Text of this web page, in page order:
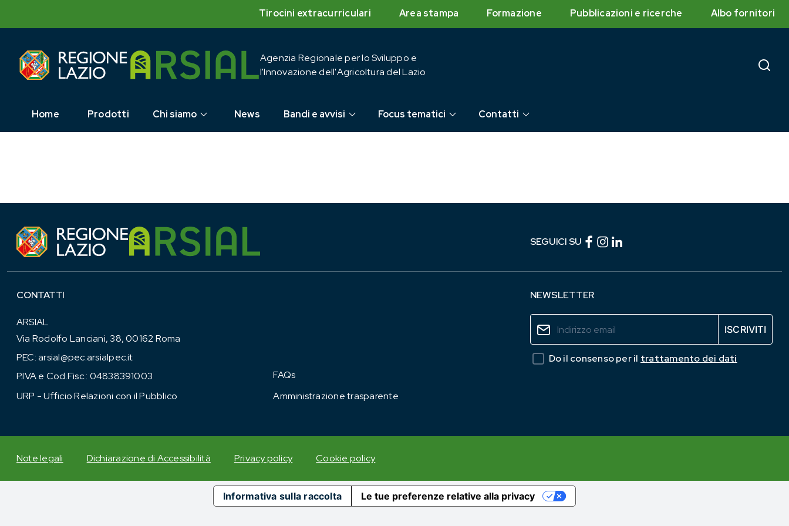
Tirocini extracurriculari Area stampa Formazione Pubblicazioni e ricerche Albo fornitori
Agenzia Regionale per lo Sviluppo e
l'Innovazione dell'Agricoltura del Lazio
Home Prodotti Chi siamo News Bandi e avvisi Focus tematici Contatti
SEGUICI SU Facebook (link esterno)
Instagram (link esterno)
CONTATTI
ARSIAL
Via Rodolfo Lanciani, 38, 00162 Roma
PEC:arsial@pec.arsialpec.it
P.IVA e Cod.Fisc.: 04838391003
URP - Ufficio Relazioni con il Pubblico
FAQs
Amministrazione trasparente
NEWSLETTER
Do il consenso per il trattamento dei dati
Note legali Dichiarazione di Accessibilità Privacy policy Cookie policy
Informativa sulla raccolta Le tue preferenze relative alla privacy